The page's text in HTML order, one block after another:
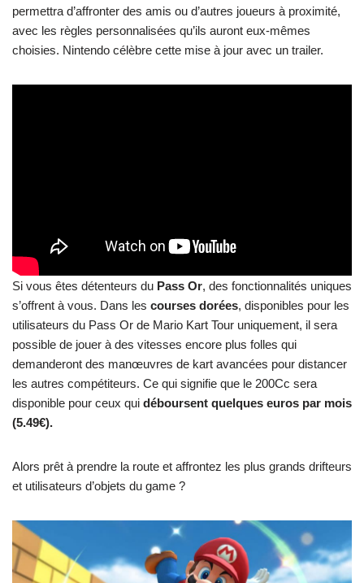
permettra d’affronter des amis ou d’autres joueurs à proximité,
avec les règles personnalisées qu’ils auront eux-mêmes
choisies. Nintendo célèbre cette mise à jour avec un trailer.
Si vous êtes détenteurs du Pass Or, des fonctionnalités uniques
s’offrent à vous. Dans les courses dorées, disponibles pour les
utilisateurs du Pass Or de Mario Kart Tour uniquement, il sera
possible de jouer à des vitesses encore plus folles qui
demanderont des manœuvres de kart avancées pour distancer
les autres compétiteurs. Ce qui signifie que le 200Cc sera
disponible pour ceux qui déboursent quelques euros par mois
(5.49€).
Alors prêt à prendre la route et affrontez les plus grands drifteurs
et utilisateurs d’objets du game ?